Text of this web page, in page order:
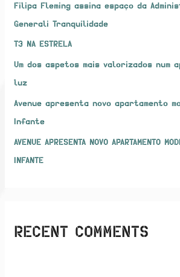
o
r
:
Filipa Fleming assina espaço da
Generali Tranquilidade
T3 NA ESTRELA
Um dos aspetos mais valorizados num
luz
Avenue apresenta novo apartamento
Infante
AVENUE APRESENTA NOVO APARTAMENTO
INFANTE
RECENT COMMENTS